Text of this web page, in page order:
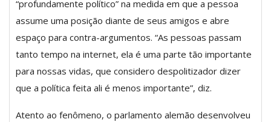
“profundamente político” na medida em que a pessoa
assume uma posição diante de seus amigos e abre
espaço para contra-argumentos. “As pessoas passam
tanto tempo na internet, ela é uma parte tão importante
para nossas vidas, que considero despolitizador dizer
que a política feita ali é menos importante”, diz.
Atento ao fenômeno, o parlamento alemão desenvolveu